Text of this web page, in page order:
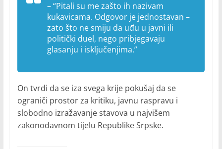
–“Pitali su me zašto ih nazivam
kukavicama. Odgovor je jednostavan –
zato što ne smiju da uđu u javni ili
politički duel, nego pribjegavaju
glasanju i isključenjima.”
On tvrdi da se iza svega krije pokušaj da se
ograniči prostor za kritiku, javnu raspravu i
slobodno izražavanje stavova u najvišem
zakonodavnom tijelu Republike Srpske.